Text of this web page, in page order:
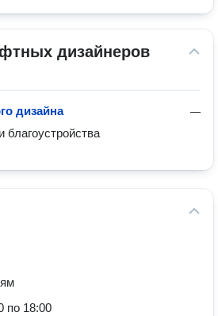
дизайнеров
—
дизайна
благоустройства
по 18:00